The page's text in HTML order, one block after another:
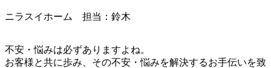
ニラスイホーム 担当：鈴木
不安・悩みは必ずありますよね。
お客様と共に歩み、その不安・悩みを解決するお手伝いを致